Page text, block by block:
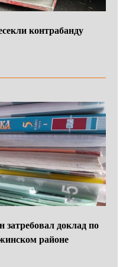
контрабанду
доклад по
районе